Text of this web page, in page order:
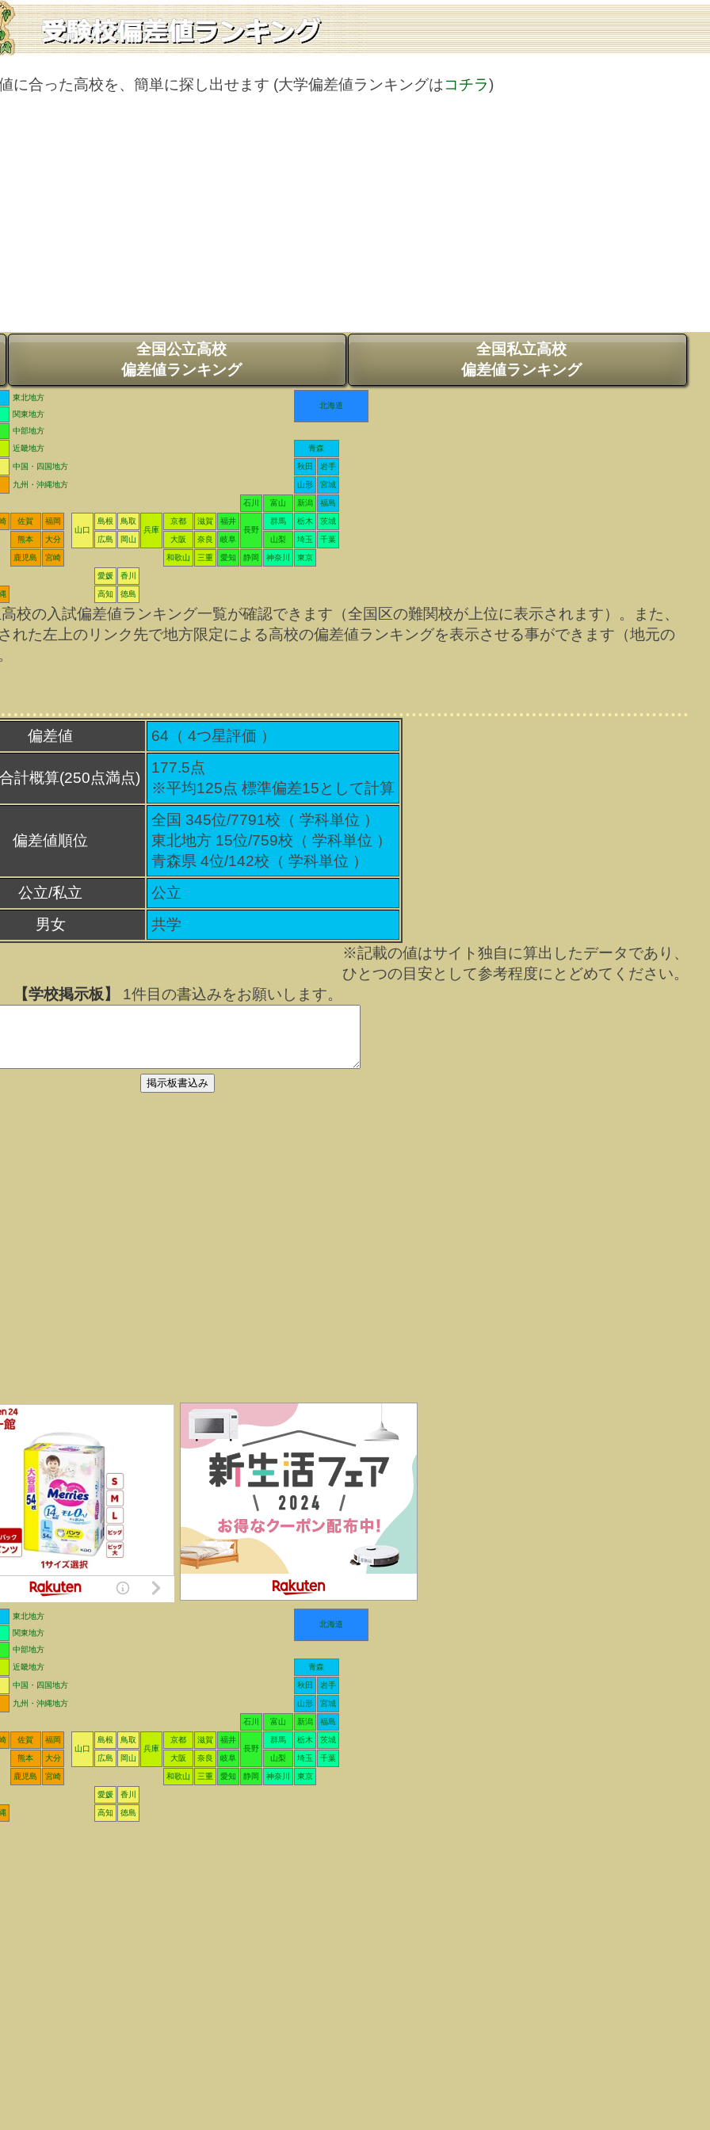
に合った高校を、簡単に探し出せます (大学偏差値ランキングはコチラ)
全国公立高校
偏差値ランキング
全国私立高校
偏差値ランキング
東北地方
北海道
関東地方
中部地方
近畿地方
青森
中国・四国地方 秋田 岩手
九州・沖縄地方 山形 宮城
石川 富山 新潟 福島
佐賀
福岡
山口
島根
鳥取
兵庫
京都 滋賀
福井
長野
群馬 栃木 茨城
熊本 大分 広島 岡山 大阪 奈良 岐阜 山梨 埼玉 千葉
鹿児島 宮崎 和歌山 三重 愛知 静岡 神奈川 東京
愛媛 香川
高知 徳島
の入試偏差値ランキング一覧が確認できます（全国区の難関校が上位に表示されます）。また、
れた左上のリンク先で地方限定による高校の偏差値ランキングを表示させる事ができます（地元の
偏差値 64（ 4つ星評価 ）
計概算(250点満点)
177.5点
※平均125点 標準偏差15として計算
偏差値順位
全国 345位/7791校（ 学科単位 ）
東北地方 15位/759校（ 学科単位 ）
青森県 4位/142校（ 学科単位 ）
公立/私立
公立
男女
共学
※記載の値はサイト独自に算出したデータであり、
ひとつの目安として参考程度にとどめてください。
【学校掲示板】
1件目の書込みをお願いします。
東北地方
北海道
関東地方
中部地方
近畿地方
青森
中国・四国地方 秋田 岩手
九州・沖縄地方 山形 宮城
石川 富山 新潟 福島
佐賀
福岡
山口
島根
鳥取
兵庫
京都 滋賀
福井
長野
群馬 栃木 茨城
熊本 大分 広島 岡山 大阪 奈良 岐阜 山梨 埼玉 千葉
鹿児島 宮崎 和歌山 三重 愛知 静岡 神奈川 東京
愛媛 香川
高知 徳島